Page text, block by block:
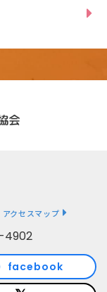
アクセスマップ
facebook